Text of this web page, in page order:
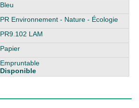
Bleu
PR Environnement - Nature - Écologie
PR9.102 LAM
Papier
Empruntable
Disponible